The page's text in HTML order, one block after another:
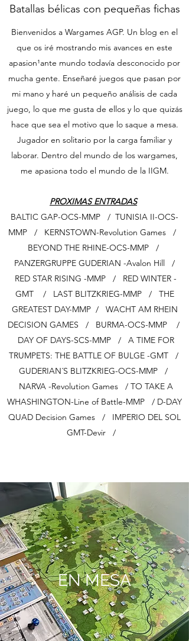
Batallas bélicas con pequeñas fichas
Bienvenidos a Wargames AGP. Un blog en el
que os iré mostrando mis avances en este
apasion¹ante mundo todavía desconocido por
mucha gente. Enseñaré juegos que pasan por
mi mano y haré un pequeño análisis de cada
juego, lo que me gusta de ellos y lo que quizás
hace que sea el motivo que lo saque a mesa.
Jugador en solitario por la carga familiar y
laborar. Dentro del mundo de los wargames,
me apasiona todo el mundo de la IIGM.
PROXIMAS ENTRADAS
BALTIC GAP-OCS-MMP / TUNISIA II-OCS-
MMP / KERNSTOWN-Revolution Games /
BEYOND THE RHINE-OCS-MMP /
PANZERGRUPPE GUDERIAN -Avalon Hill /
RED STAR RISING -MMP / RED WINTER -
GMT / LAST BLITZKRIEG-MMP / THE
GREATEST DAY-MMP / WACHT AM RHEIN
DECISION GAMES / BURMA-OCS-MMP /
DAY OF DAYS-SCS-MMP / A TIME FOR
TRUMPETS: THE BATTLE OF BULGE -GMT /
GUDERIAN´S BLITZKRIEG-OCS-MMP /
NARVA -Revolution Games / TO TAKE A
WHASHINGTON-Line of Battle-MMP / D-DAY
QUAD Decision Games / IMPERIO DEL SOL
GMT-Devir /
EN MESA